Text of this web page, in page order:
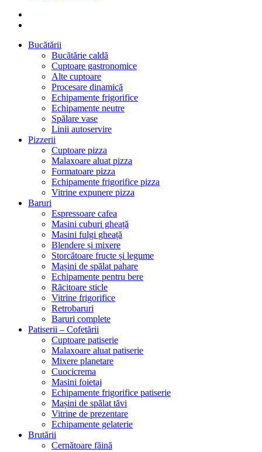
Bucătării
Bucătărie caldă
Cuptoare gastronomice
Alte cuptoare
Procesare dinamică
Echipamente frigorifice
Echipamente neutre
Spălare vase
Linii autoservire
Pizzerii
Cuptoare pizza
Malaxoare aluat pizza
Formatoare pizza
Echipamente frigorifice pizza
Vitrine expunere pizza
Baruri
Espressoare cafea
Masini cuburi gheață
Masini fulgi gheață
Blendere și mixere
Storcătoare fructe și legume
Mașini de spălat pahare
Echipamente pentru bere
Răcitoare sticle
Vitrine frigorifice
Retrobaruri
Baruri complete
Patiserii – Cofetării
Cuptoare patiserie
Malaxoare aluat patiserie
Mixere planetare
Cuocicrema
Masini foietaj
Echipamente frigorifice patiserie
Mașini de spălat tăvi
Vitrine de prezentare
Echipamente gelaterie
Brutării
Cernătoare făină